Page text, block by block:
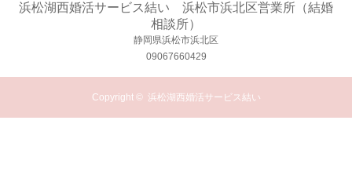
浜松湖西婚活サービス結い 浜松市浜北区営業所（結婚
相談所）
静岡県浜松市浜北区
09067660429
Copyright © 浜松湖西婚活サービス結い